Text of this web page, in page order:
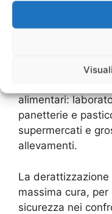
una strategia
Le colonie di topi
alimentari:
panetterie e
supermercati e
allevamenti.
La
massima cura,
sicurezza nei